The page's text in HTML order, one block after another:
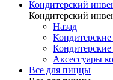
Кондитерский
Кондитерский
Назад
Аксессуары
Все для пиццы